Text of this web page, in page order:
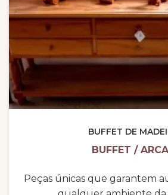
BUFFET DE
BUFFET /
Peças únicas que garantem